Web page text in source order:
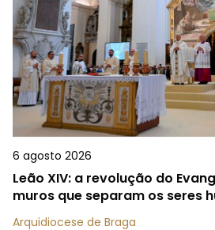
6 agosto 2026
Leão XIV: a revolução do
muros que separam os seres
Arquidiocese de Braga